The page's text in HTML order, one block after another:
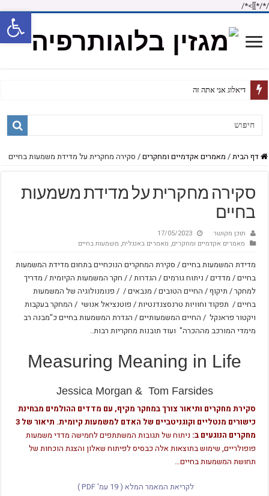
פתח /*
/*]]>*/
דיאלוג אני אתה זה
דף הבית/ מאמרים אקדמיים ומחקרים/ סקירה מחקרית על מדידת משמעות בחיים
סקירה מחקרית על מדידת משמעות
בחיים
תוכן מקושר
17/05/2023
מאמרים אקדמיים ומחקרים, מאמרים באנגלית, משמעות בחיים
מדידת המשמעות בחיים / סקירת המחקרים הנוכחיים בתחום מדידת המשמעות
בחיים / מדדים / ניתוח גורמים / הגדרות / / חקר המשמעות הקיומית / מדריך
למחקר / תיקוף / החיים הטובים / מנבאים / / פנומנולוגיה של המשמעות
בחיים / תפקוד וחוויות טרנסצנדנטיות / פוטנציאל אנושי / המחקר בעקבות
ויקטור פראנקל / החיים המשמעותיים / הגדרת המשמעות בחיים כ"מבנה רב
מימדי המורכב מההכרה" ועוד תובנות מחקריות רבות..
Measuring Meaning in Life
Jessica Morgan & Tom Farsides
סקירת מחקרים ותיאור צורך במחקר מקיף, עם מדדים ההולמים מבחינת
כישורים מנטליים וקוגניטביים של האדם למשמעות קיומית. תיאור של 3
מחקרים הנוגעים ב: ניתוח של תגובות המשתתפים לחמישה מדדי משמעות
פופולריים, שימוש בתוצאות אלה כבסיס לפיתוח שאלון והצגת הוכחות של
תחושת המשמעות בחיים…
לקריאת המאמר המלא ( 19 עמ' PDF )